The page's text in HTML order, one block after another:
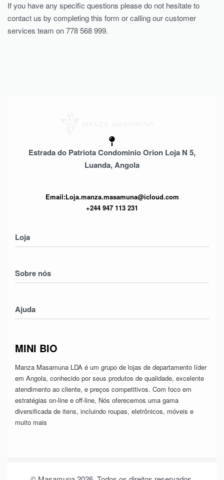
If you have any specific questions please do not hesitate to
contact us by completing this form or calling our customer
services team on 778 568 999.
Estrada do Patriota Condominio Orion Loja N 5,
Luanda, Angola
Email:Loja.manza.masamuna@icloud.com
+244 947 113 231
Loja
Mulheres
Serviços
Sobre nós
Contatos
Ajuda
Política de Privacidade
Termos & Condições
MINI BIO
Manza Masamuna LDA é um grupo de lojas de departamento líder
em Angola, conhecido por seus produtos de qualidade, excelente
atendimento ao cliente, e preços competitivos. Com foco em
estratégias on-line e off-line, Nós oferecemos uma gama
diversificada de itens, incluindo roupas, eletrônicos, móveis e
muito mais